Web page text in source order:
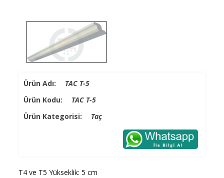
Ürün Adı: TAC T-5
Ürün Kodu: TAC T-5
Ürün Kategorisi: Taç
T4 ve T5 Yükseklik: 5 cm